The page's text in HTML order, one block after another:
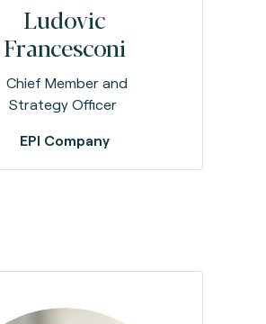
Ludovic
Francesconi
Chief Member and
Strategy Officer
EPI Company